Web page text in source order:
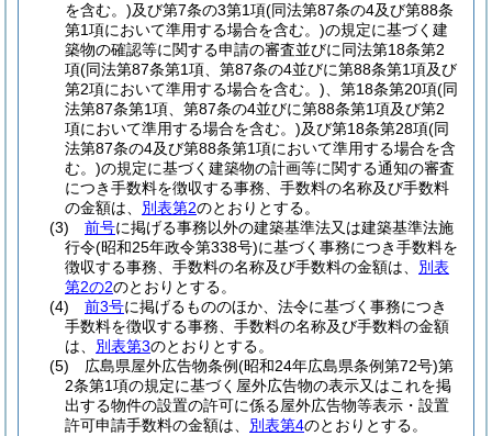
を含む。)及び第7条の3第1項(同法第87条の4及び第88条
第1項において準用する場合を含む。)の規定に基づく建
築物の確認等に関する申請の審査並びに同法第18条第2
項(同法第87条第1項、第87条の4並びに第88条第1項及び
第2項において準用する場合を含む。) 、第18条第20項(同
法第87条第1項、第87条の4並びに第88条第1項及び第2
項において準用する場合を含む。)及び第18条第28項(同
法第87条の4及び第88条第1項において準用する場合を含
む。)の規定に基づく建築物の計画等に関する通知の審査
につき手数料を徴収する事務、手数料の名称及び手数料
の金額は、 別表第2のとおりとする。
(3)
前号に掲げる事務以外の建築基準法又は建築基準法施
行令(昭和25年政令第338号)に基づく事務につき手数料を
徴収する事務、手数料の名称及び手数料の金額は、 別表
第2の2のとおりとする。
(4)
前3号に掲げるもののほか、法令に基づく事務につき
手数料を徴収する事務、手数料の名称及び手数料の金額
は、 別表第3のとおりとする。
(5)
広島県屋外広告物条例(昭和24年広島県条例第72号)第
2条第1項の規定に基づく屋外広告物の表示又はこれを掲
出する物件の設置の許可に係る屋外広告物等表示・設置
許可申請手数料の金額は、 別表第4のとおりとする。